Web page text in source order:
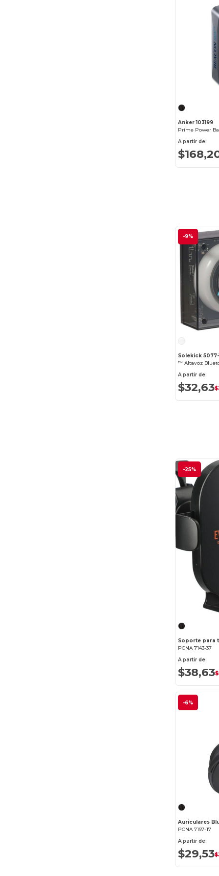
Anker 103199
Prime Power
A partir de:
-9%
Solekick 5077-
™ Altavoz
A partir de:
$32,63
-25%
PCNA 7143-37
A partir de:
$38,63
-6%
PCNA 7197-17
A partir de:
$29,53